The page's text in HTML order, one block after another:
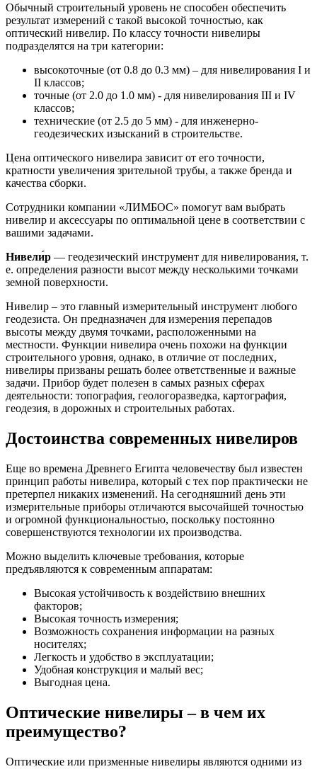
Обычный строительный уровень не способен обеспечить
результат измерений с такой высокой точностью, как
оптический нивелир. По классу точности нивелиры
подразделятся на три категории:
высокоточные (от 0.8 до 0.3 мм) – для нивелирования I и
II классов;
точные (от 2.0 до 1.0 мм) - для нивелирования III и IV
классов;
технические (от 2.5 до 5 мм) - для инженерно-
геодезических изысканий в строительстве.
Цена оптического нивелира зависит от его точности,
кратности увеличения зрительной трубы, а также бренда и
качества сборки.
Сотрудники компании «ЛИМБОС» помогут вам выбрать
нивелир и аксессуары по оптимальной цене в соответствии с
вашими задачами.
Нивели́р — геодезический инструмент для нивелирования, т.
е. определения разности высот между несколькими точками
земной поверхности.
Нивелир – это главный измерительный инструмент любого
геодезиста. Он предназначен для измерения перепадов
высоты между двумя точками, расположенными на
местности. Функции нивелира очень похожи на функции
строительного уровня, однако, в отличие от последних,
нивелиры призваны решать более ответственные и важные
задачи. Прибор будет полезен в самых разных сферах
деятельности: топография, геологоразведка, картография,
геодезия, в дорожных и строительных работах.
Достоинства современных нивелиров
Еще во времена Древнего Египта человечеству был известен
принцип работы нивелира, который с тех пор практически не
претерпел никаких изменений. На сегодняшний день эти
измерительные приборы отличаются высочайшей точностью
и огромной функциональностью, поскольку постоянно
совершенствуются технологии их производства.
Можно выделить ключевые требования, которые
предъявляются к современным аппаратам:
Высокая устойчивость к воздействию внешних
факторов;
Высокая точность измерения;
Возможность сохранения информации на разных
носителях;
Легкость и удобство в эксплуатации;
Удобная конструкция и малый вес;
Выгодная цена.
Оптические нивелиры – в чем их
преимущество?
Оптические или призменные нивелиры являются одними из